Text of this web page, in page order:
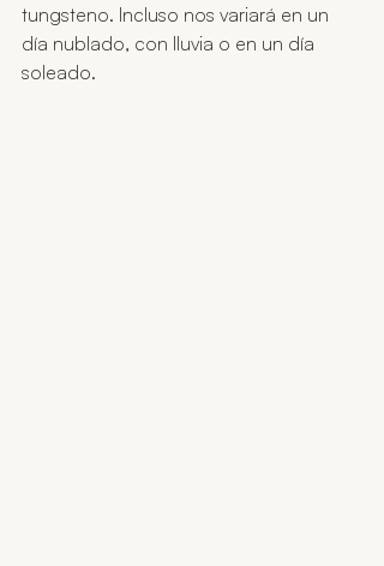
tungsteno. Incluso nos variará en un
día nublado, con lluvia o en un día
soleado.